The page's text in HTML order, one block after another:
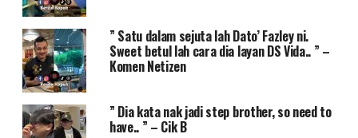
” Satu dalam sejuta lah Dato’ Fazley ni.
Sweet betul lah cara dia layan DS Vida.. ” –
Komen Netizen
” Dia kata nak jadi step brother, so need to
have.. ” – Cik B